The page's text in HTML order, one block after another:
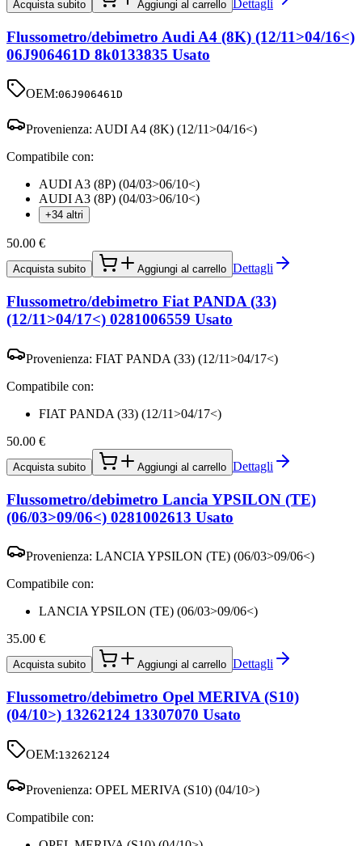
Acquista subito Aggiungi al carrello Dettagli
Flussometro/debimetro Audi A4 (8K) (12/11>04/16<)
06J906461D 8k0133835 Usato
OEM:06J906461D
Provenienza: AUDI A4 (8K) (12/11>04/16<)
Compatibile con:
AUDI A3 (8P) (04/03>06/10<)
AUDI A3 (8P) (04/03>06/10<)
+34 altri
50.00 €
Acquista subito Aggiungi al carrello Dettagli
Flussometro/debimetro Fiat PANDA (33)
(12/11>04/17<) 0281006559 Usato
Provenienza: FIAT PANDA (33) (12/11>04/17<)
Compatibile con:
FIAT PANDA (33) (12/11>04/17<)
50.00 €
Acquista subito Aggiungi al carrello Dettagli
Flussometro/debimetro Lancia YPSILON (TE)
(06/03>09/06<) 0281002613 Usato
Provenienza: LANCIA YPSILON (TE) (06/03>09/06<)
Compatibile con:
LANCIA YPSILON (TE) (06/03>09/06<)
35.00 €
Acquista subito Aggiungi al carrello Dettagli
Flussometro/debimetro Opel MERIVA (S10)
(04/10>) 13262124 13307070 Usato
OEM:13262124
Provenienza: OPEL MERIVA (S10) (04/10>)
Compatibile con: